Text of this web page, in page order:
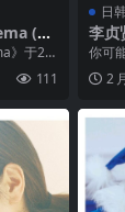
》于20
全英文
111
日韩
李贞
o
你可
过李
了就
2